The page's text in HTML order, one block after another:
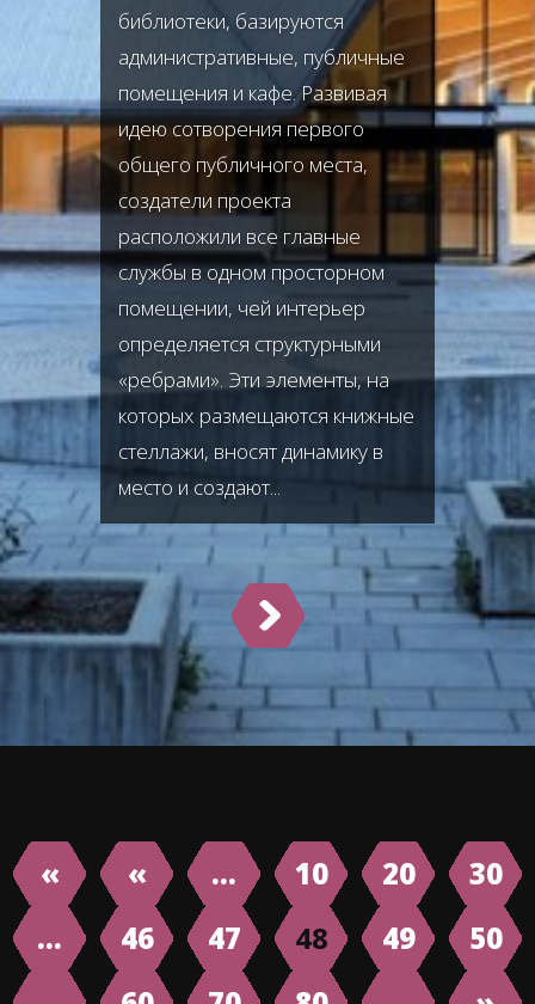
библиотеки, базируются
административные, публичные
помещения и кафе. Развивая
идею сотворения первого
общего публичного места,
создатели проекта
расположили все главные
службы в одном просторном
помещении, чей интерьер
определяется структурными
«ребрами». Эти элементы, на
которых размещаются книжные
стеллажи, вносят динамику в
место и создают...
« « ... 10 20
30
...
46 47 48 49
50